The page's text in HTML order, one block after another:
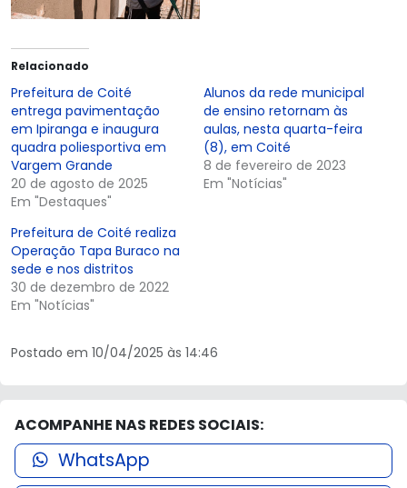
Relacionado
Prefeitura de Coité
entrega pavimentação
em Ipiranga e inaugura
quadra poliesportiva em
Vargem Grande
20 de agosto de 2025
Em "Destaques"
Alunos da rede municipal
de ensino retornam às
aulas, nesta quarta-feira
(8), em Coité
8 de fevereiro de 2023
Em "Notícias"
Prefeitura de Coité realiza
Operação Tapa Buraco na
sede e nos distritos
30 de dezembro de 2022
Em "Notícias"
Postado em 10/04/2025 às 14:46
ACOMPANHE NAS REDES SOCIAIS:
WhatsApp